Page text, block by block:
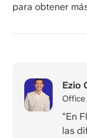
para obtener
Ezio
Office
"En
las